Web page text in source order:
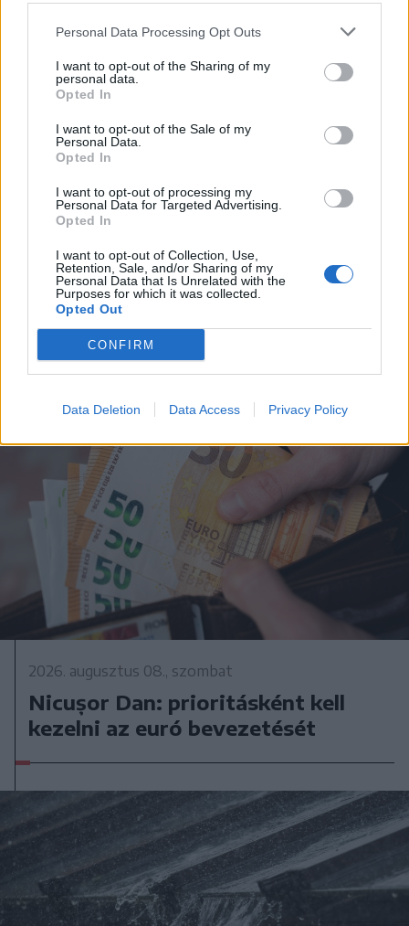
Personal Data Processing Opt Outs
I want to opt-out of the Sharing of my
personal data.
Opted In
I want to opt-out of the Sale of my
Personal Data.
Opted In
I want to opt-out of processing my
Personal Data for Targeted Advertising.
Opted In
I want to opt-out of Collection, Use,
Retention, Sale, and/or Sharing of my
Personal Data that Is Unrelated with the
Purposes for which it was collected.
Opted Out
CONFIRM
Data Deletion Data Access Privacy Policy
2026. augusztus 08., szombat
Uszályokat süllyesztenek a Dunába
a csernavodai atomerőmű
üzemben tartása érdekében –
videóval
2026. augusztus 08., szombat
Nicușor Dan: prioritásként kell
kezelni az euró bevezetését